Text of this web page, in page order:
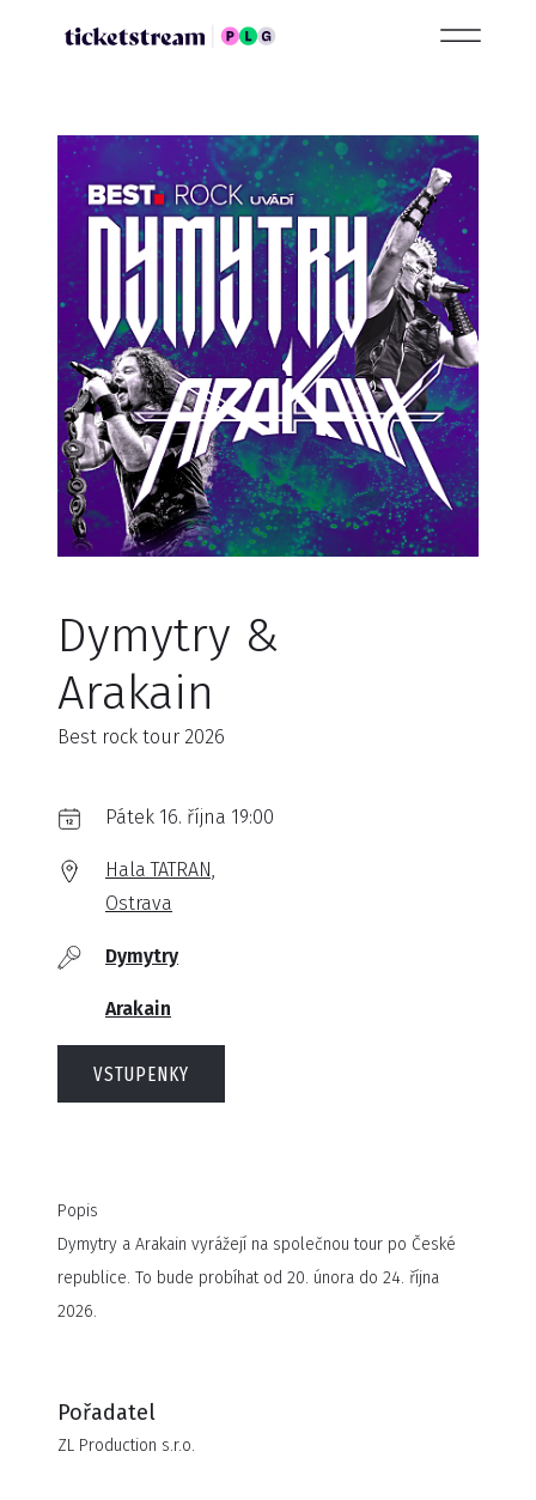
Dymytry &
Arakain
Best rock tour 2026
Pátek 16. října 19:00
Hala TATRAN,
Ostrava
Dymytry
Arakain
VSTUPENKY
Popis
Dymytry a Arakain vyrážejí na společnou tour po České
republice. To bude probíhat od 20. února do 24. října
2026.
Pořadatel
ZL Production s.r.o.